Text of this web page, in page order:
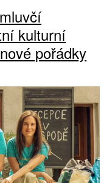
kulturní
pořádky